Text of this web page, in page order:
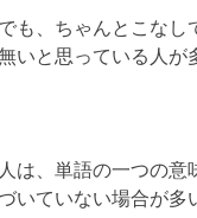
も、ちゃんとこなし
いと思っている人が
は、単語の一つの意
いていない場合が多